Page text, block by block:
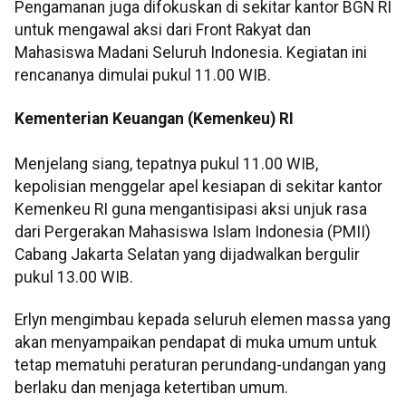
Pengamanan juga difokuskan di sekitar kantor BGN RI
untuk mengawal aksi dari Front Rakyat dan
Mahasiswa Madani Seluruh Indonesia. Kegiatan ini
rencananya dimulai pukul 11.00 WIB.
Kementerian Keuangan (Kemenkeu) RI
Menjelang siang, tepatnya pukul 11.00 WIB,
kepolisian menggelar apel kesiapan di sekitar kantor
Kemenkeu RI guna mengantisipasi aksi unjuk rasa
dari Pergerakan Mahasiswa Islam Indonesia (PMII)
Cabang Jakarta Selatan yang dijadwalkan bergulir
pukul 13.00 WIB.
Erlyn mengimbau kepada seluruh elemen massa yang
akan menyampaikan pendapat di muka umum untuk
tetap mematuhi peraturan perundang-undangan yang
berlaku dan menjaga ketertiban umum.